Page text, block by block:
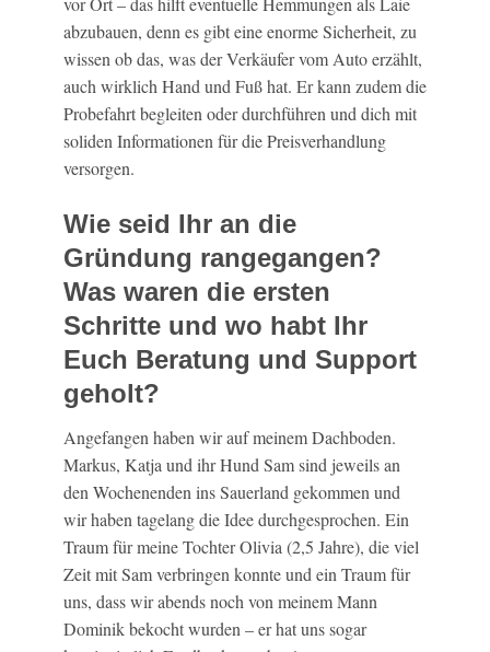
abzubauen, denn es gibt eine enorme Sicherheit, zu
wissen ob das, was der Verkäufer vom Auto erzählt,
auch wirklich Hand und Fuß hat. Er kann zudem die
Probefahrt begleiten oder durchführen und dich mit
soliden Informationen für die Preisverhandlung
versorgen.
Wie seid Ihr an die
Gründung rangegangen?
Was waren die ersten
Schritte und wo habt Ihr
Euch Beratung und Support
geholt?
Angefangen haben wir auf meinem Dachboden.
Markus, Katja und ihr Hund Sam sind jeweils an
den Wochenenden ins Sauerland gekommen und
wir haben tagelang die Idee durchgesprochen. Ein
Traum für meine Tochter Olivia (2,5 Jahre), die viel
Zeit mit Sam verbringen konnte und ein Traum für
uns, dass wir abends noch von meinem Mann
Dominik bekocht wurden – er hat uns sogar